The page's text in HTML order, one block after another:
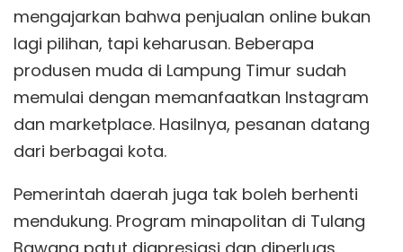
mengajarkan bahwa penjualan online bukan
lagi pilihan, tapi keharusan. Beberapa
produsen muda di Lampung Timur sudah
memulai dengan memanfaatkan Instagram
dan marketplace. Hasilnya, pesanan datang
dari berbagai kota.
Pemerintah daerah juga tak boleh berhenti
mendukung. Program minapolitan di Tulang